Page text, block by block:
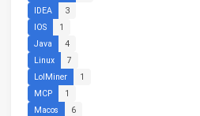
IDEA
3
IOS
1
Java
4
Linux
7
LolMiner
1
MCP
1
Macos
6